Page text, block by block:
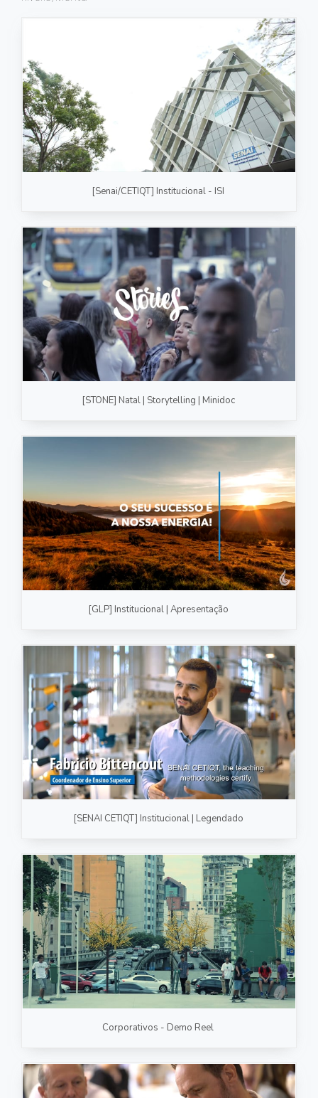
GASTRONOMIA
CORPORATIVO
ESTÚDIO
FOTO/VÍDEO
RECEITA / AULA
PRODUTO/SERVIÇO
INSTITUCIONAL
[Senai/CETIQT] Institucional - ISI
[STONE] Natal | Storytelling | Minidoc
[GLP] Institucional | Apresentação
[SENAI CETIQT] Institucional | Legendado
Corporativos - Demo Reel